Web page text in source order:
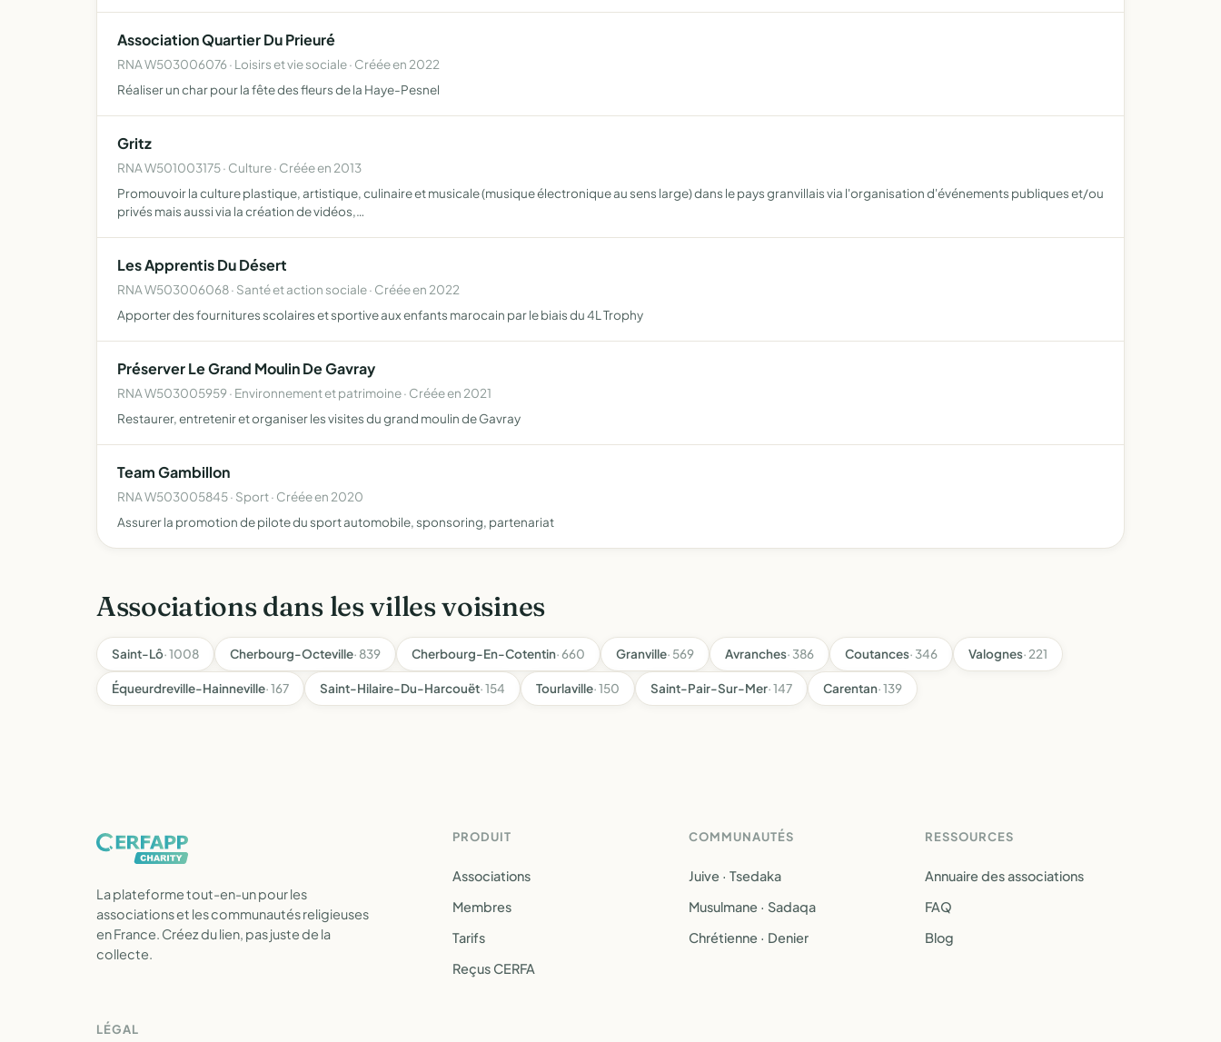
Association Quartier Du Prieuré
RNA W503006076 · Loisirs et vie sociale · Créée en 2022
Réaliser un char pour la fête des fleurs de la Haye-Pesnel
Gritz
RNA W501003175 · Culture · Créée en 2013
Promouvoir la culture plastique, artistique, culinaire et musicale (musique électronique au sens large) dans le pays granvillais via l'organisation d'événements publiques et/ou
privés mais aussi via la création de vidéos,…
Les Apprentis Du Désert
RNA W503006068 · Santé et action sociale · Créée en 2022
Apporter des fournitures scolaires et sportive aux enfants marocain par le biais du 4L Trophy
Préserver Le Grand Moulin De Gavray
RNA W503005959 · Environnement et patrimoine · Créée en 2021
Restaurer, entretenir et organiser les visites du grand moulin de Gavray
Team Gambillon
RNA W503005845 · Sport · Créée en 2020
Assurer la promotion de pilote du sport automobile, sponsoring, partenariat
Associations dans les villes voisines
Saint-Lô· 1008 Cherbourg-Octeville· 839 Cherbourg-En-Cotentin· 660 Granville· 569 Avranches· 386 Coutances· 346 Valognes· 221
Équeurdreville-Hainneville· 167 Saint-Hilaire-Du-Harcouët· 154 Tourlaville· 150 Saint-Pair-Sur-Mer· 147 Carentan· 139
La plateforme tout-en-un pour les
associations et les communautés religieuses
en France. Créez du lien, pas juste de la
collecte.
PRODUIT
Associations
Membres
Tarifs
Reçus CERFA
COMMUNAUTÉS
Juive · Tsedaka
Musulmane · Sadaqa
Chrétienne · Denier
RESSOURCES
Annuaire des associations
FAQ
Blog
LÉGAL